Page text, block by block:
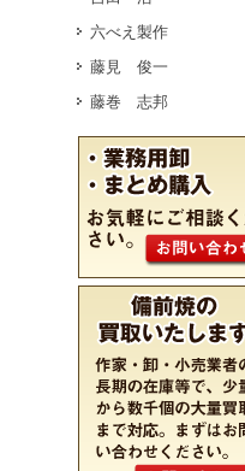
六べえ製作
藤見 俊一
藤巻 志邦